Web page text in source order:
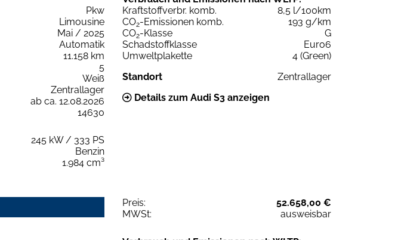
Pkw
Limousine
Mai / 2025
Automatik
11.158 km
5
Weiß
Zentrallager
ab ca. 12.08.2026
14630
245 kW / 333 PS
Benzin
1.984 cm³
Kraftstoffverbr. komb.
8,5 l/100km
CO2-Emissionen komb.
193 g/km
CO2-Klasse
G
Schadstoffklasse
Euro6
Umweltplakette
4 (Green)
Standort
Zentrallager
Details zum Audi S3 anzeigen
Preis:
52.658,00 €
MWSt:
ausweisbar